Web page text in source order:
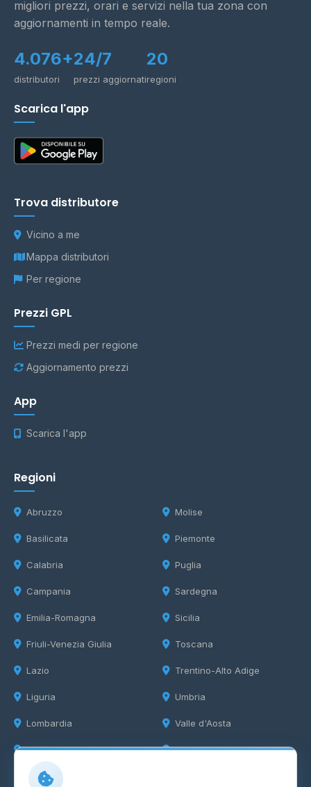
migliori prezzi, orari e servizi nella tua zona con
aggiornamenti in tempo reale.
4.076+
distributori
24/7
prezzi aggiornati
20
regioni
Scarica l'app
Trova distributore
Vicino a me
Mappa distributori
Per regione
Prezzi GPL
Prezzi medi per regione
Aggiornamento prezzi
App
Scarica l'app
Regioni
Abruzzo
Basilicata
Calabria
Campania
Emilia-Romagna
Friuli-Venezia Giulia
Lazio
Liguria
Lombardia
Marche
Molise
Piemonte
Puglia
Sardegna
Sicilia
Toscana
Trentino-Alto Adige
Umbria
Valle d'Aosta
Veneto